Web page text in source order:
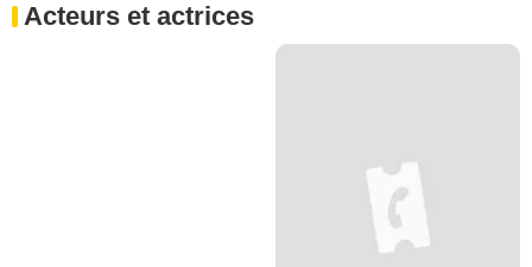
Acteurs et actrices